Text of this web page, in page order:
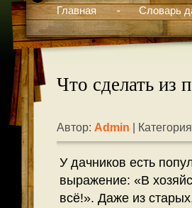
Главная Словарь
Что сделать из
Автор: Admin |
У дачников есть
выражение: «В
всё!». Даже из